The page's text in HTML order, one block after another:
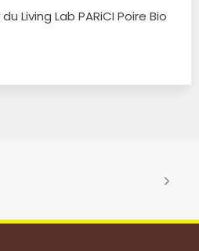
Living Lab PARiCI Poire Bio